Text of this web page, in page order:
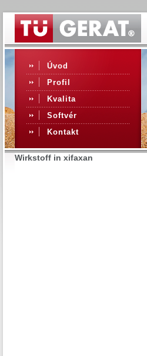
Úvod
Profil
Kvalita
Softvér
Kontakt
Wirkstoff in xifaxan